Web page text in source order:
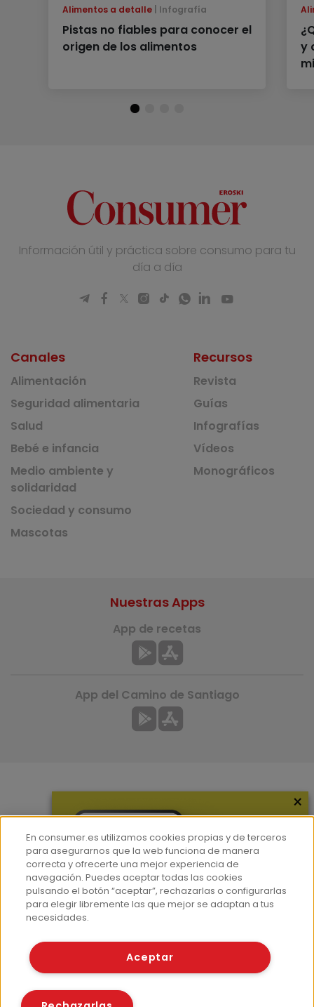
Alimentos a detalle Infografía
Pistas no fiables para conocer el
origen de los alimentos
y
Información útil y práctica sobre consumo para tu
día a día
Canales
Alimentación
Seguridad alimentaria
Salud
Bebé e infancia
Medio ambiente y
solidaridad
Sociedad y consumo
Mascotas
Recursos
Revista
Guías
Infografías
Vídeos
Monográficos
Hemeroteca
Contacto
Prensa
Corpus Lingüístico Consumer
Nuestras Apps
App de recetas
App del Camino de Santiago
© Fundación EROSKI
Políticas de cookies
×
En consumer.es utilizamos cookies propias y de terceros
para asegurarnos que la web funciona de manera
correcta y ofrecerte una mejor experiencia de
navegación. Puedes aceptar todas las cookies
pulsando el botón “aceptar”, rechazarlas o configurarlas
para elegir libremente las que mejor se adaptan a tus
necesidades.
Aceptar